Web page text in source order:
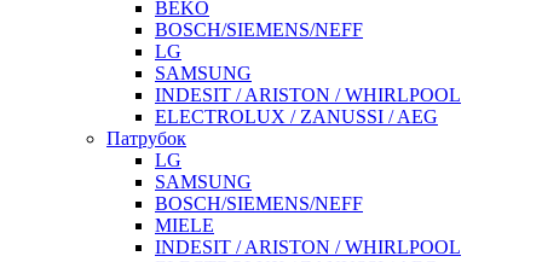
BEKO
BOSCH/SIEMENS/NEFF
LG
SAMSUNG
INDESIT / ARISTON / WHIRLPOOL
ELECTROLUX / ZANUSSI / AEG
Патрубок
LG
SAMSUNG
BOSCH/SIEMENS/NEFF
MIELE
INDESIT / ARISTON / WHIRLPOOL